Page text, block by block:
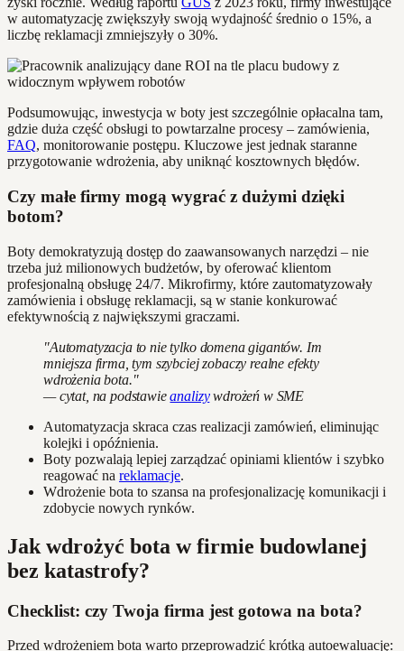
w automatyzację zwiększyły swoją wydajność średnio o 15%, a
liczbę reklamacji zmniejszyły o 30%.
Podsumowując, inwestycja w boty jest szczególnie opłacalna tam,
gdzie duża część obsługi to powtarzalne procesy – zamówienia,
FAQ, monitorowanie postępu. Kluczowe jest jednak staranne
przygotowanie wdrożenia, aby uniknąć kosztownych błędów.
Czy małe firmy mogą wygrać z dużymi dzięki
botom?
Boty demokratyzują dostęp do zaawansowanych narzędzi – nie
trzeba już milionowych budżetów, by oferować klientom
profesjonalną obsługę 24/7. Mikrofirmy, które zautomatyzowały
zamówienia i obsługę reklamacji, są w stanie konkurować
efektywnością z największymi graczami.
"Automatyzacja to nie tylko domena gigantów. Im
mniejsza firma, tym szybciej zobaczy realne efekty
wdrożenia bota."
— cytat, na podstawieanalizywdrożeń w SME
Automatyzacja skraca czas realizacji zamówień, eliminując
kolejki i opóźnienia.
Boty pozwalają lepiej zarządzać opiniami klientów i szybko
reagować na reklamacje.
Wdrożenie bota to szansa na profesjonalizację komunikacji i
zdobycie nowych rynków.
Jak wdrożyć bota w firmie budowlanej
bez katastrofy?
Checklist: czy Twoja firma jest gotowa na bota?
Przed wdrożeniem bota warto przeprowadzić krótką autoewaluację: